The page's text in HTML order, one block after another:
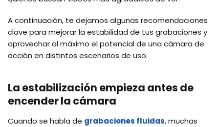
A continuación, te dejamos algunas recomendaciones
clave para mejorar la estabilidad de tus grabaciones y
aprovechar al máximo el potencial de una cámara de
acción en distintos escenarios de uso.
La estabilización empieza antes de
encender la cámara
Cuando se habla de grabaciones fluidas, muchas